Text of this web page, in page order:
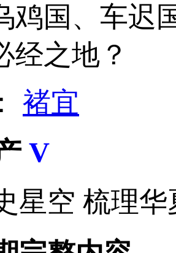
鸡国、车迟
经之地？
褚宜
V
星空 梳理华